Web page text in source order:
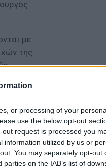
or processing of your
use the below opt-out
request is processed you
information utilized by us or
You may separately opt-out
on the IAB’s list of
με
της